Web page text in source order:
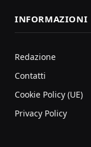
INFORMAZIONI
Redazione
Contatti
Cookie Policy (UE)
Privacy Policy